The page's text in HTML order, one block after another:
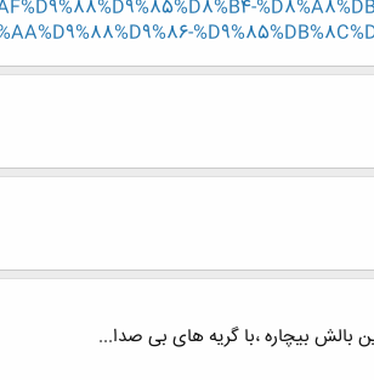
بالش بیچاره ،با گریه هاى بی صدا...